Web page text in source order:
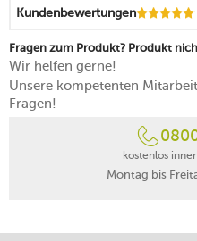
Kundenbewertungen
Fragen zum Produkt? Produkt
Wir helfen gerne!
Unsere kompetenten
Fragen!
kostenlos
Montag bis